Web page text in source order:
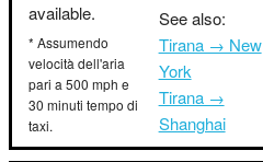
available.
* Assumendo
velocità dell'aria
pari a 500 mph e
30 minuti tempo di
taxi.
See also:
Tirana → New
York
Tirana →
Shanghai